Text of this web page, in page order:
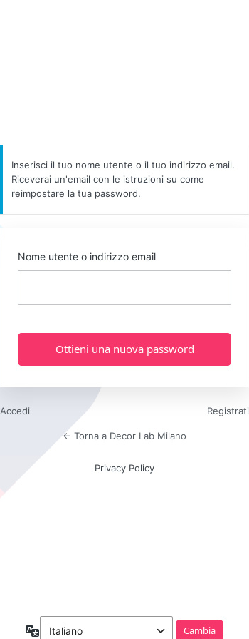
Inserisci il tuo nome utente o il tuo indirizzo email.
Riceverai un'email con le istruzioni su come
reimpostare la tua password.
Nome utente o indirizzo email
Accedi Registrati
← Torna a Decor Lab Milano
Privacy Policy
Lingua